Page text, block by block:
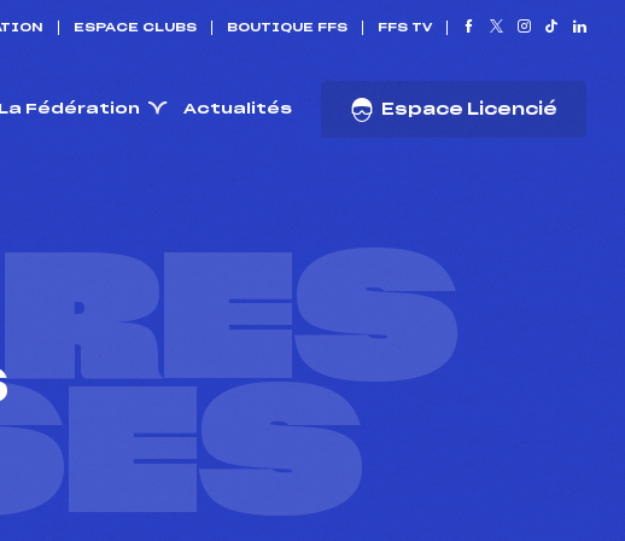
ESPACE CLUBS BOUTIQUE FFS FFS TV
La Fédération Actualités Espace Licencié